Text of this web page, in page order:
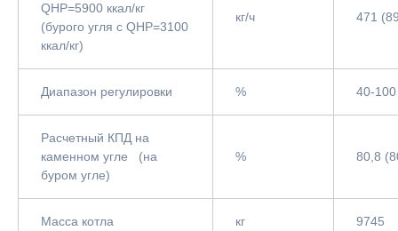
QНР=5900 ккал/кг
(бурого угля с QНР=3100
ккал/кг)
кг/ч 471
Диапазон регулировки % 40-100
Расчетный КПД на
каменном угле (на
буром угле)
% 80,8
Масса котла кг 9745